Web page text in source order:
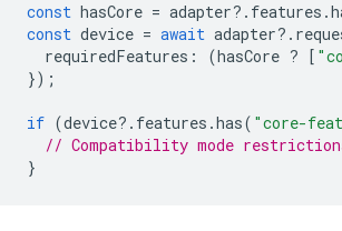
const hasCore = adapter? . features .
const device = await adapter? .
requiredFeatures : (hasCore ? [
});
if (device? . features .has( "core-
// Compatibility mode
}